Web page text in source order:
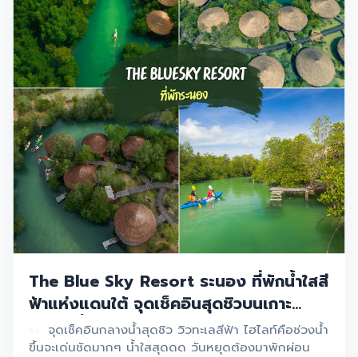
The Blue Sky Resort ระนอง ที่พักน้ำใสสี
ฟ้าแห่งแดนใต้ จุดเช็คอินสุดชิวบนเกาะ
พยาม น้ำสีเขียวมรกต
จุดเช็คอินกลางน้ำสุดชิว วิวทะเลสีฟ้า ไฮไลท์คือช่วงน้ำ
ขึ้นจะเด่นชัดมากๆ น้ำใสสุดดด วันหยุดต้องมาพักผ่อน